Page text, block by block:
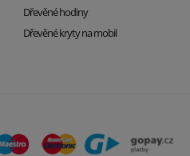
Dřevěné hodiny
Dřevěné kryty na mobil